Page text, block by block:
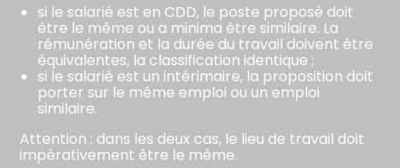
si le salarié est en CDD, le poste proposé doit
être le même ou a minima être similaire. La
rémunération et la durée du travail doivent être
équivalentes, la classification identique ;
si le salarié est un intérimaire, la proposition doit
porter sur le même emploi ou un emploi
similaire.
Attention : dans les deux cas, le lieu de travail doit
impérativement être le même.